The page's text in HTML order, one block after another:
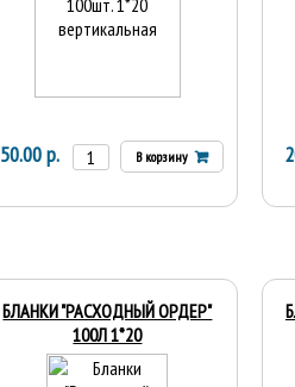
50.00 р. В корзину
БЛАНКИ "РАСХОДНЫЙ ОРДЕР"
100Л 1*20